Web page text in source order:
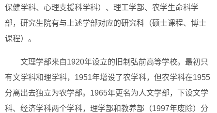
保健学科、心理支援科学科）、理工学部、农学生命科学
部，研究生院有与上述学部对应的研究科（硕士课程、博士
课程）。
文理学部来自1920年设立的旧制弘前高等学校。最初只
有文学科和理学科，1951年增设了农学科，但农学科在1955
分离出去独立为农学部。1965年更名为人文学部，下设文学
科、经济学科两个学科，理学部和教养部（1997年废除）分